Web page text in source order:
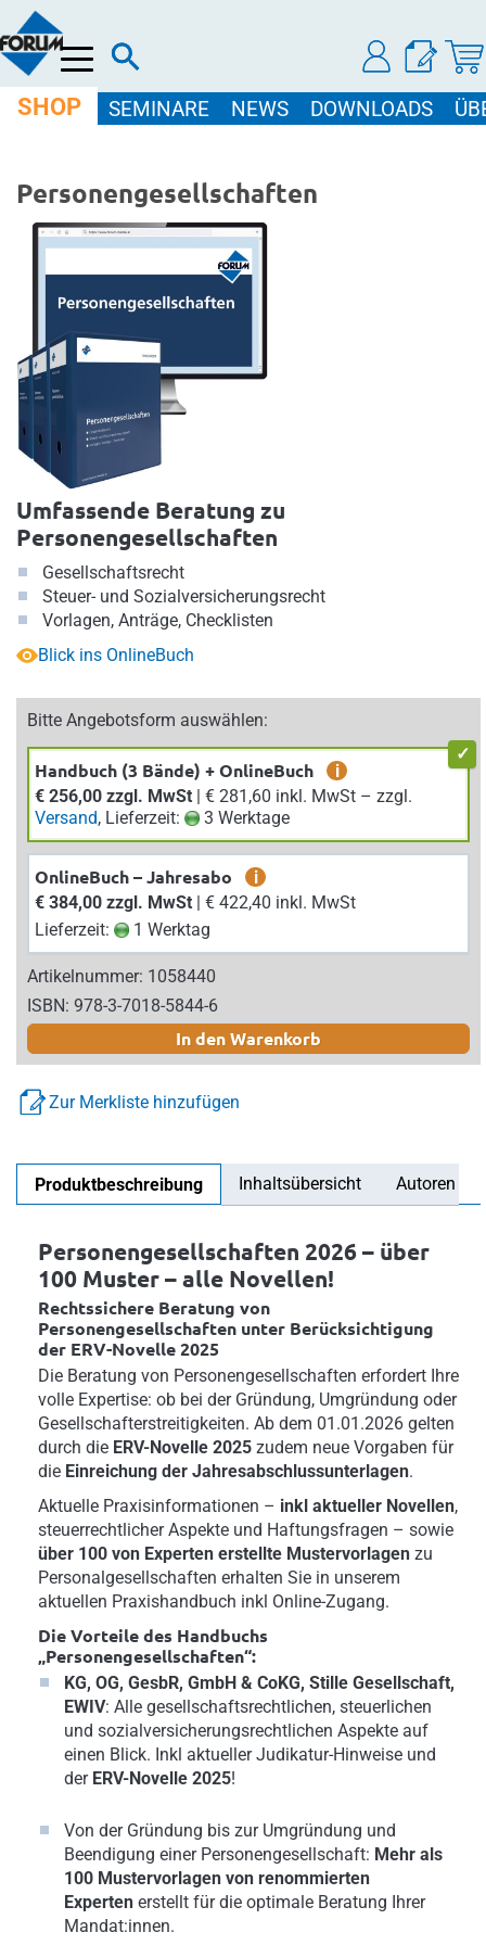
Menü
SHOP SEMINARE NEWS DOWNLOADS
Personengesellschaften
Umfassende Beratung zu
Personengesellschaften
Gesellschaftsrecht
Steuer- und Sozialversicherungsrecht
Vorlagen, Anträge, Checklisten
Blick ins OnlineBuch
Bitte Angebotsform auswählen:
Handbuch (3 Bände) + OnlineBuch
i
€ 256,00 zzgl. MwSt
| € 281,60 inkl. MwSt – zzgl.
Versand, Lieferzeit: 3 Werktage
OnlineBuch – Jahresabo
i
€ 384,00 zzgl. MwSt
| € 422,40 inkl. MwSt
Lieferzeit:
1 Werktag
Artikelnummer: 1058440
ISBN: 978-3-7018-5844-6
In den Warenkorb
Zur Merkliste hinzufügen
Produktbeschreibung Inhaltsübersicht Autoren
Personengesellschaften 2026 – über
100 Muster – alle Novellen!
Rechtssichere Beratung von
Personengesellschaften unter Berücksichtigung
der ERV-Novelle 2025
Die Beratung von Personengesellschaften erfordert Ihre
volle Expertise: ob bei der Gründung, Umgründung oder
Gesellschafterstreitigkeiten. Ab dem 01.01.2026 gelten
durch die ERV-Novelle 2025 zudem neue Vorgaben für
die Einreichung der Jahresabschlussunterlagen.
Aktuelle Praxisinformationen – inkl aktueller Novellen,
steuerrechtlicher Aspekte und Haftungsfragen – sowie
über 100 von Experten erstellte Mustervorlagen zu
Personalgesellschaften erhalten Sie in unserem
aktuellen Praxishandbuch inkl Online-Zugang.
Die Vorteile des Handbuchs
„Personengesellschaften“:
KG, OG, GesbR, GmbH & CoKG, Stille Gesellschaft,
EWIV: Alle gesellschaftsrechtlichen, steuerlichen
und sozialversicherungsrechtlichen Aspekte auf
einen Blick. Inkl aktueller Judikatur-Hinweise und
der ERV-Novelle 2025!
Von der Gründung bis zur Umgründung und
Beendigung einer Personengesellschaft: Mehr als
100 Mustervorlagen von renommierten
Experten erstellt für die optimale Beratung Ihrer
Mandat:innen.